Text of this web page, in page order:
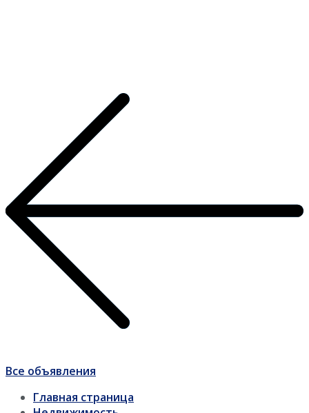
Все объявления
Главная страница